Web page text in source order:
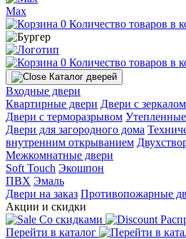
Max
0 Количество товаров в
0 Количество товаров в
Каталог дверей
Входные двери
Квартирные двери Двери с зеркалом
Двери с терморазрывом
Двери для загородного дома
внутренним открыванием
Межкомнатные двери
Soft Touch Экошпон
ПВХ Эмаль
Двери на заказ Противопожарные
Акции и скидки
Со скидками
Перейти в каталог